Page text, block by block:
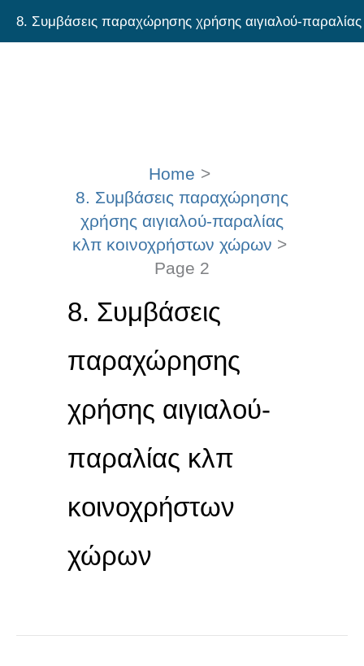
Skip
to
8. Συμβάσεις παραχώρησης χρήσης αιγιαλού-παραλίας
Home
8. Συμβάσεις παραχώρησης
χρήσης αιγιαλού-παραλίας
κλπ κοινοχρήστων χώρων
Page 2
8. Συμβάσεις
παραχώρησης
χρήσης αιγιαλού-
παραλίας κλπ
κοινοχρήστων
χώρων